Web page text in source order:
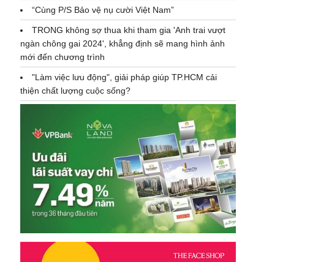
“Cùng P/S Bảo vệ nụ cười Việt Nam”
TRONG không sợ thua khi tham gia 'Anh trai vượt
ngàn chông gai 2024', khẳng định sẽ mang hình ảnh
mới đến chương trình
"Làm việc lưu động", giải pháp giúp TP.HCM cải
thiện chất lượng cuộc sống?